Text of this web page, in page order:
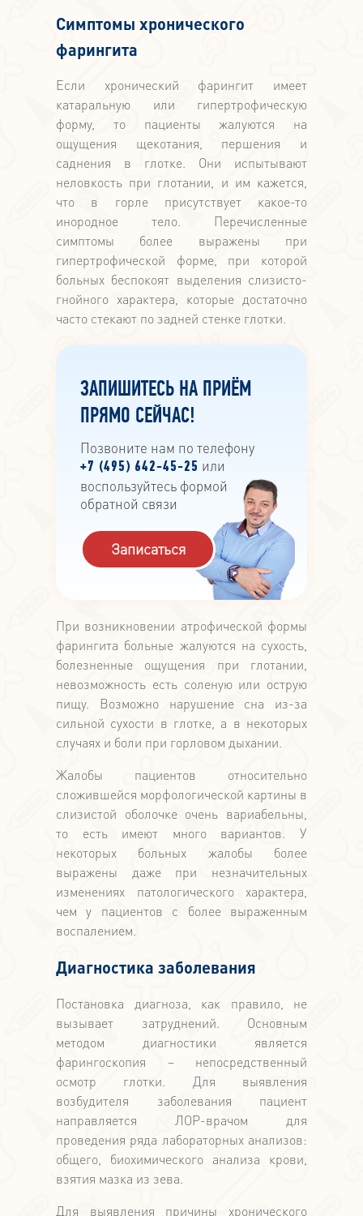
Симптомы хронического
фарингита
Если хронический фарингит имеет
катаральную или гипертрофическую
форму, то пациенты жалуются на
ощущения щекотания, першения и
саднения в глотке. Они испытывают
неловкость при глотании, и им кажется,
что в горле присутствует какое-то
инородное тело. Перечисленные
симптомы более выражены при
гипертрофической форме, при которой
больных беспокоят выделения слизисто-
гнойного характера, которые достаточно
часто стекают по задней стенке глотки.
ЗАПИШИТЕСЬ НА ПРИЁМ
ПРЯМО СЕЙЧАС!
Позвоните нам по телефону
+7 (495) 642-45-25 или
воспользуйтесь формой
обратной связи
Записаться
При возникновении атрофической формы
фарингита больные жалуются на сухость,
болезненные ощущения при глотании,
невозможность есть соленую или острую
пищу. Возможно нарушение сна из-за
сильной сухости в глотке, а в некоторых
случаях и боли при горловом дыхании.
Жалобы пациентов относительно
сложившейся морфологической картины в
слизистой оболочке очень вариабельны,
то есть имеют много вариантов. У
некоторых больных жалобы более
выражены даже при незначительных
изменениях патологического характера,
чем у пациентов с более выраженным
воспалением.
Диагностика заболевания
Постановка диагноза, как правило, не
вызывает затруднений. Основным
методом диагностики является
фарингоскопия – непосредственный
осмотр глотки. Для выявления
возбудителя заболевания пациент
направляется ЛОР-врачом для
проведения ряда лабораторных анализов:
общего, биохимического анализа крови,
взятия мазка из зева.
Для выявления причины хронического